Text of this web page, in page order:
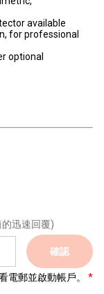
available
for professional
optional
迅速回覆)
確認
電郵並啟動帳戶。